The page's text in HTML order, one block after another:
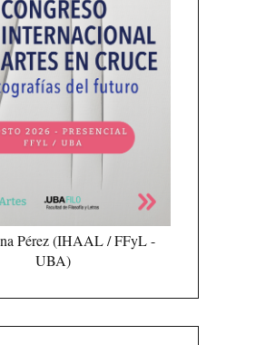
Pérez (IHAAL / FFyL -
UBA)